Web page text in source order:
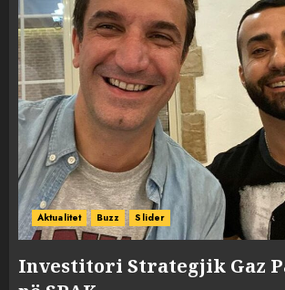
Aktualitet Buzz Slider
Investitori Strategjik Gaz